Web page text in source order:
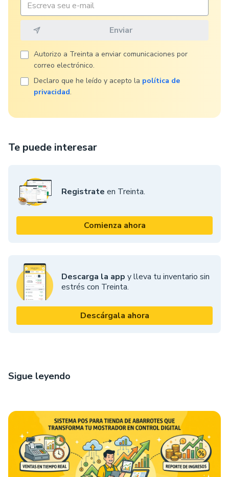
Te puede interesar
Registrate en Treinta.
Comienza ahora
Descarga la app y lleva tu inventario sin
estrés con Treinta.
Descárgala ahora
Autorizo ​​a Treinta a enviar comunicaciones por
correo electrónico.
Declaro que he leído y acepto la política de
privacidad.
Sigue leyendo